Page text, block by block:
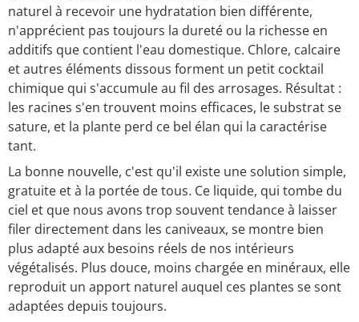
naturel à recevoir une hydratation bien différente,
n'apprécient pas toujours la dureté ou la richesse en
additifs que contient l'eau domestique. Chlore, calcaire
et autres éléments dissous forment un petit cocktail
chimique qui s'accumule au fil des arrosages. Résultat :
les racines s'en trouvent moins efficaces, le substrat se
sature, et la plante perd ce bel élan qui la caractérise
tant.
La bonne nouvelle, c'est qu'il existe une solution simple,
gratuite et à la portée de tous. Ce liquide, qui tombe du
ciel et que nous avons trop souvent tendance à laisser
filer directement dans les caniveaux, se montre bien
plus adapté aux besoins réels de nos intérieurs
végétalisés. Plus douce, moins chargée en minéraux, elle
reproduit un apport naturel auquel ces plantes se sont
adaptées depuis toujours.